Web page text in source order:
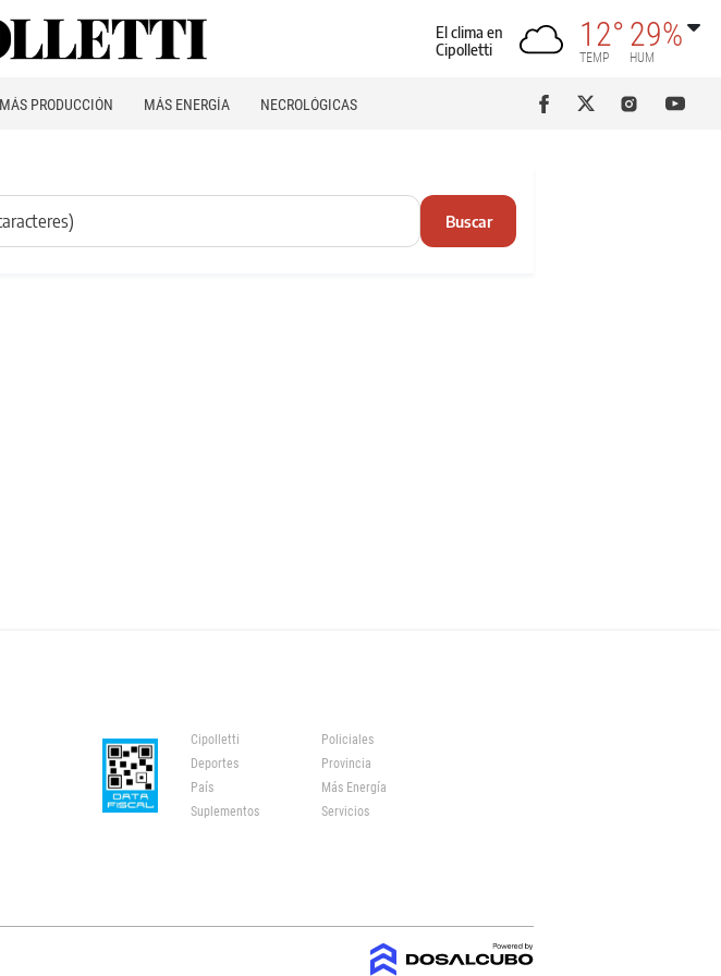
El clima en
Cipolletti
12°
TEMP
29%
HUM
MÁS PRODUCCIÓN MÁS ENERGÍA NECROLÓGICAS
Buscar
Cipolletti
Policiales
Deportes
Provincia
País
Más Energía
Suplementos
Servicios